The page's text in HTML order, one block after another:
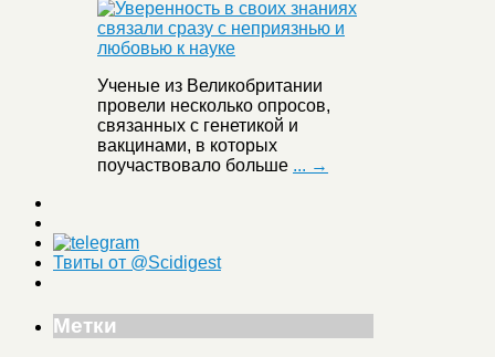
Ученые из Великобритании
провели несколько опросов,
связанных с генетикой и
вакцинами, в которых
поучаствовало больше ... →
Твиты от @Scidigest
Метки